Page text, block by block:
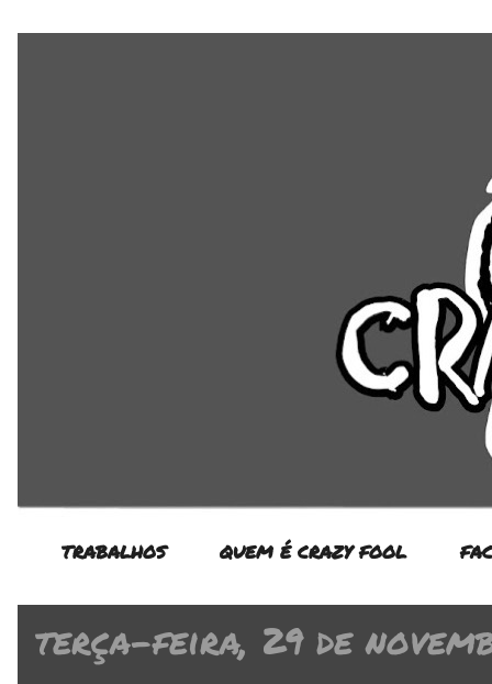
TRABALHOS QUEM É CRAZY FOOL
terça-feira, 29 de